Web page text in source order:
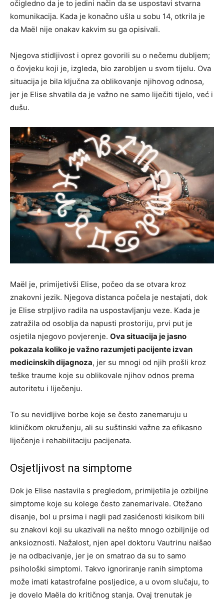
očigledno da je to jedini način da se uspostavi stvarna
komunikacija. Kada je konačno ušla u sobu 14, otkrila je
da Maël nije onakav kakvim su ga opisivali.
Njegova stidljivost i oprez govorili su o nečemu dubljem;
o čovjeku koji je, izgleda, bio zarobljen u svom tijelu. Ova
situacija je bila ključna za oblikovanje njihovog odnosa,
jer je Elise shvatila da je važno ne samo liječiti tijelo, već i
dušu.
Maël je, primijetivši Elise, počeo da se otvara kroz
znakovni jezik. Njegova distanca počela je nestajati, dok
je Elise strpljivo radila na uspostavljanju veze. Kada je
zatražila od osoblja da napusti prostoriju, prvi put je
osjetila njegovo povjerenje. Ova situacija je jasno
pokazala koliko je važno razumjeti pacijente izvan
medicinskih dijagnoza, jer su mnogi od njih prošli kroz
teške traume koje su oblikovale njihov odnos prema
autoritetu i liječenju.
To su nevidljive borbe koje se često zanemaruju u
kliničkom okruženju, ali su suštinski važne za efikasno
liječenje i rehabilitaciju pacijenata.
Osjetljivost na simptome
Dok je Elise nastavila s pregledom, primijetila je ozbiljne
simptome koje su kolege često zanemarivale. Otežano
disanje, bol u prsima i nagli pad zasićenosti kisikom bili
su znakovi koji su ukazivali na nešto mnogo ozbiljnije od
anksioznosti. Nažalost, njen apel doktoru Vautrinu naišao
je na odbacivanje, jer je on smatrao da su to samo
psihološki simptomi. Takvo ignoriranje ranih simptoma
može imati katastrofalne posljedice, a u ovom slučaju, to
je dovelo Maëla do kritičnog stanja. Ovaj trenutak je